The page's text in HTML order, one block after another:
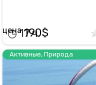
17190
Активные, Природа